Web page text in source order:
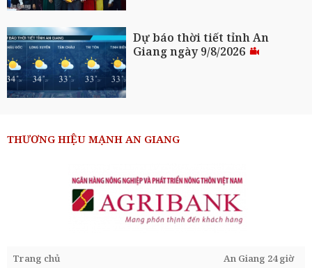
Dự báo thời tiết tỉnh An
Giang ngày 9/8/2026
THƯƠNG HIỆU MẠNH AN GIANG
Trang chủ
An Giang 24 giờ